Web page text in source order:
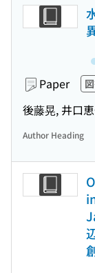
Paper
後藤晃, 井口
Author Heading